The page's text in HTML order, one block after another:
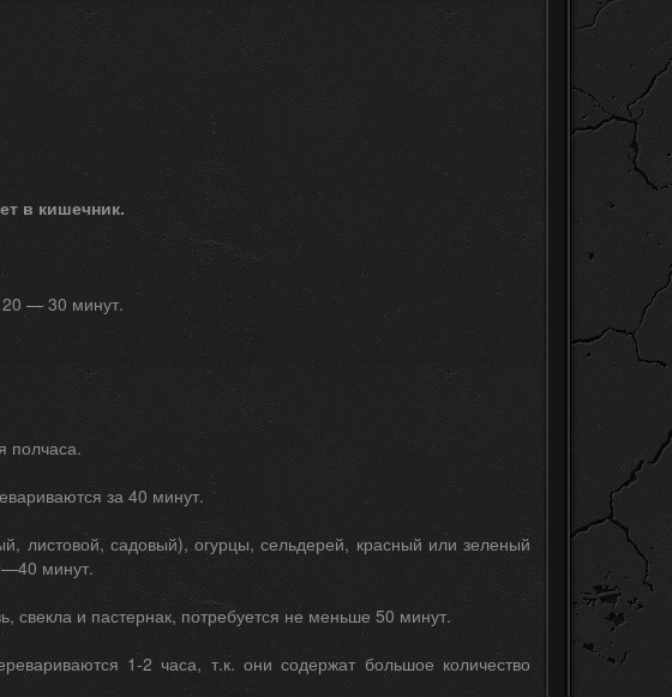
в кишечник.
— 30 минут.
полчаса.
за 40 минут.
листовой, садовый), огурцы, сельдерей, красный или зеленый
минут.
свекла и пастернак, потребуется не меньше 50 минут.
1-2 часа, т.к. они содержат большое количество